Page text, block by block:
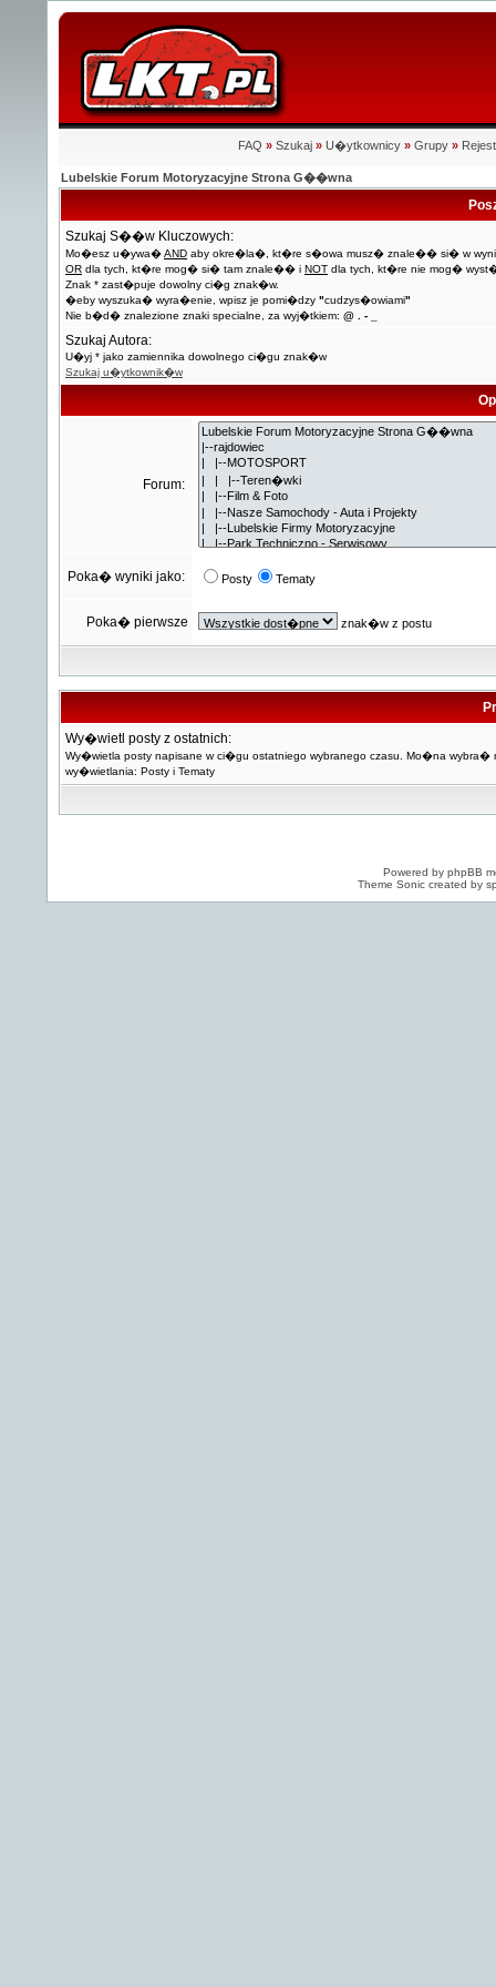
FAQ » Szukaj » U�ytkownicy » Grupy »
Lubelskie Forum Motoryzacyjne Strona G��wna
Szukaj S��w Kluczowych:
Mo�esz u�ywa�AND aby okre�la�, kt�re s�owa musz� znale�� si� w
OR dla tych, kt�re mog� si� tam znale�� i NOT dla tych, kt�re nie mog�
Znak * zast�puje dowolny ci�g znak�w.
�eby wyszuka� wyra�enie, wpisz je pomi�dzy "cudzys�owiami"
Nie b�d� znalezione znaki specialne, za wyj�tkiem: @ . - _
Szukaj Autora:
U�yj * jako zamiennika dowolnego ci�gu znak�w
Szukaj u�ytkownik�w
Forum:
Poka� wyniki jako: Posty Tematy
Poka� pierwsze znak�w z postu
Wy�wietl posty z ostatnich:
Wy�wietla posty napisane w ci�gu ostatniego wybranego czasu. Mo�na wybra�
wy�wietlania: Posty i Tematy
Powered by phpBB
Theme Sonic created by